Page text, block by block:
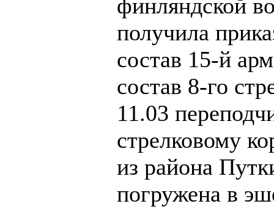
финляндской
получила
состав 15-й
состав 8-го
11.03
стрелковому
из района
погружена в